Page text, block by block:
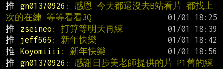
推
gn01370926 : 感恩 今天都還沒去B站看片 都找上
次的在練 等等看看3Q
推
zseineo : 打算等明天再練
推
jeff666 : 新年快樂
推
Koyomiiii : 新年快樂
推
gn01370926 : 感謝日步美老師提供的片 P1舊的練